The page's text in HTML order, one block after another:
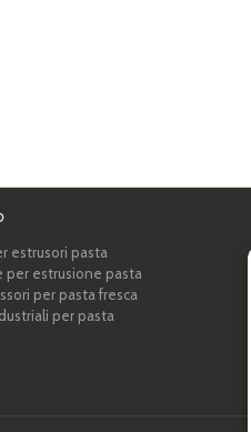
estrusori pasta
per estrusione pasta
per pasta fresca
per pasta